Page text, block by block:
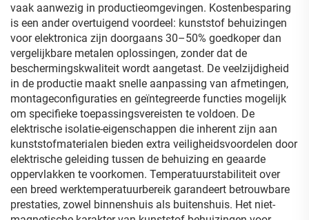
vaak aanwezig in productieomgevingen. Kostenbesparing
is een ander overtuigend voordeel: kunststof behuizingen
voor elektronica zijn doorgaans 30–50% goedkoper dan
vergelijkbare metalen oplossingen, zonder dat de
beschermingskwaliteit wordt aangetast. De veelzijdigheid
in de productie maakt snelle aanpassing van afmetingen,
montageconfiguraties en geïntegreerde functies mogelijk
om specifieke toepassingsvereisten te voldoen. De
elektrische isolatie-eigenschappen die inherent zijn aan
kunststofmaterialen bieden extra veiligheidsvoordelen door
elektrische geleiding tussen de behuizing en geaarde
oppervlakken te voorkomen. Temperatuurstabiliteit over
een breed werktemperatuurbereik garandeert betrouwbare
prestaties, zowel binnenshuis als buitenshuis. Het niet-